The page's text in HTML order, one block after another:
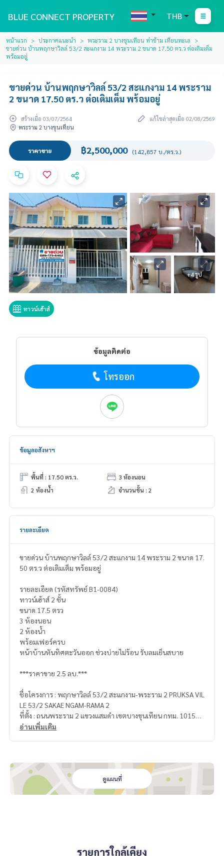
BLUE CONNECT PROPERTY THB
หน้าแรก ประกาศแนะนำ
พระราม 2 บางขุนเทียน ท่าข้าม เทียนทะเล
ขายด่วน บ้านพฤกษาวิลล์ 53/2 สะแกงาม 14 พระราม 2 ขนาด 17.50 ตร.ว ต่อเติมเต็ม
พร้อมอยู่
ขายด่วน บ้านพฤกษาวิลล์ 53/2 สะแกงาม 14 พระราม
2 ขนาด 17.50 ตร.ว ต่อเติมเต็ม พร้อมอยู่
สร้างเมื่อ 03/07/2564
แก้ไขล่าสุดเมื่อ 02/08/2569
พระราม 2 บางขุนเทียน
ราคาขาย ฿2,500,000 (142,857 บ./ตร.ว.)
+4 รูป
ทาวน์เฮ้าส์
ข้อมูลติดต่อ
โทรออก
ข้อมูลอสังหาฯ
พื้นที่ : 17.50 ตร.ว.
3 ห้องนอน
2 ห้องน้ำ
จำนวนชั้น : 2
รายละเอียด
ขายด่วน บ้านพฤกษาวิลล์ 53/2 สะแกงาม 14 พระราม 2 ขนาด 17.
50 ตร.ว ต่อเติมเต็ม พร้อมอยู่
รายละเอียด (รหัสทรัพย์ B1-0084)
ทาวน์เฮ้าส์ 2 ชั้น
ขนาด 17.5 ตรว
3 ห้องนอน
2 ห้องน้ำ
พร้อมเฟอร์ครบ
หน้าบ้านหันทิศตะวันออก ช่วงบ่ายไม่ร้อน รับลมเย็นสบาย
***ราคาขาย 2.5 ลบ.***
ชื่อโครงการ : พฤกษาวิลล์ 53/2 สะแกงาม-พระราม 2 PRUKSA VIL
LE 53/2 SAKAE NGAM-RAMA 2
ที่ตั้ง : ถนนพระราม 2 แขวงแสมดำ เขตบางขุนเทียน กทม. 10150
3. สน.แสมดำ
4. รพ.พระราม 2
5. การไฟฟ้าบางขุนเทียน
อ่านเพิ่มเติม
ดูแผนที่
รายการใกล้เคียง